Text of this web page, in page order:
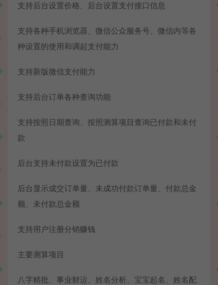
支持后台设置价格、后台设置支付接口信息
支持各种手机浏览器、微信公众服务号、微信内等各
种设置的使用和调起支付能力
支持新版微信支付能力
支持后台订单各种查询功能
支持按照日期查询、按照测算项目查询已付款和未付
款
后台支持未付款设置为已付款
后台显示成交订单量、未成功付款订单量、付款总金
额、未付款总金额
支持用户注册分销赚钱
主要测算项目
八字精批、事业财运、姓名分析、宝宝起名、姓名配